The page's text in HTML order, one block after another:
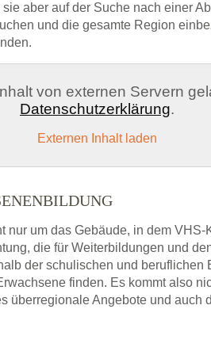
aber auf der Suche nach einer
und die gesamte Region
von externen Servern
Datenschutzerklärung.
Externen Inhalt laden
nur um das Gebäude, in dem VHS-
die für Weiterbildungen und
der schulischen und beruflichen
finden. Es kommt also
überregionale Angebote und auch